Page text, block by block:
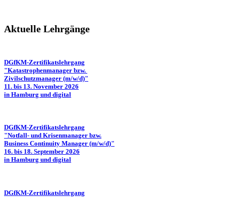
Aktuelle Lehrgänge
DGfKM-Zertifikatslehrgang
"Katastrophenmanager bzw.
Zivilschutzmanager (m/w/d)"
11. bis 13. November 2026
in Hamburg und digital
DGfKM-Zertifikatslehrgang
"Notfall- und Krisenmanager bzw.
Business Continuity Manager (m/w/d)"
16. bis 18. September 2026
in Hamburg und digital
DGfKM-Zertifikatslehrgang